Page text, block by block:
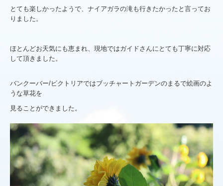
お問合せからご出発まで
個人情報について
お役立ち情報
とても楽しかったようで、ナイアガラの滝も行きたかったと言ってお
りました。
ほとんどお天気にも恵まれ、現地ではガイドさんにとても丁寧に対応
して頂きました。
バンクーバー/ビクトリアではブッチャートガーデンのまるで絵画のよ
うな草花を
見ることができました。